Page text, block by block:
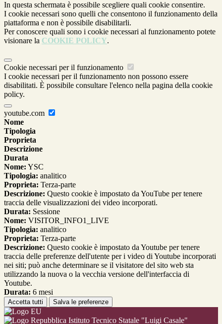
In questa schermata è possibile scegliere quali cookie consentire.
I cookie necessari sono quelli che consentono il funzionamento della
piattaforma e non è possibile disabilitarli.
Per conoscere quali sono i cookie necessari al funzionamento potete
visionare la COOKIE POLICY.
Cookie necessari per il funzionamento
I cookie necessari per il funzionamento non possono essere
disabilitati. È possibile consultare l'elenco nella pagina della cookie
policy.
youtube.com
Nome
Tipologia
Proprieta
Descrizione
Durata
Nome: YSC
Tipologia: analitico
Proprieta: Terza-parte
Descrizione: Questo cookie è impostato da YouTube per tenere
traccia delle visualizzazioni dei video incorporati.
Durata: Sessione
Nome: VISITOR_INFO1_LIVE
Tipologia: analitico
Proprieta: Terza-parte
Descrizione: Questo cookie è impostato da Youtube per tenere
traccia delle preferenze dell'utente per i video di Youtube incorporati
nei siti; può anche determinare se il visitatore del sito web sta
utilizzando la nuova o la vecchia versione dell'interfaccia di
Youtube.
Durata: 6 mesi
Accetta tutti Salva le preferenze
Istituto Tecnico Statale "Luigi Casale"